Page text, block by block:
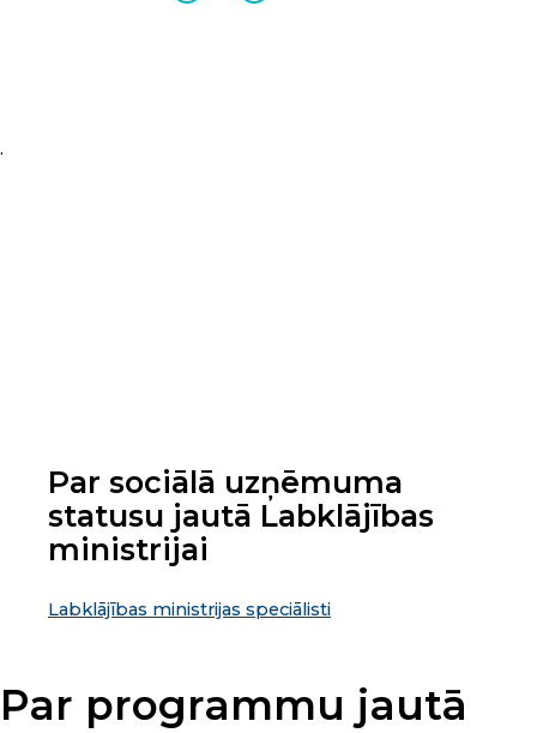
.
Par sociālā uzņēmuma
statusu jautā Labklājības
ministrijai
Labklājības ministrijas speciālisti
Par programmu jautā